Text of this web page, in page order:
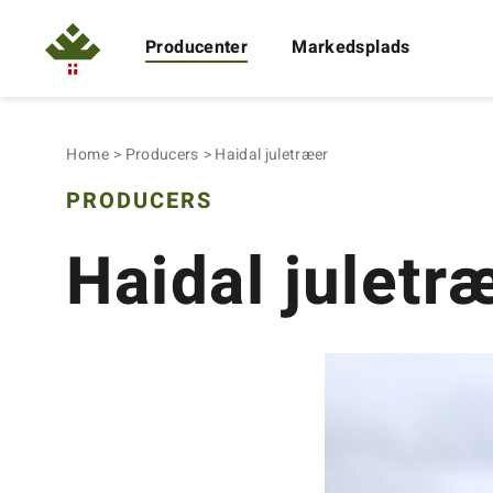
Producenter Markedsplads
Home Producers Haidal juletræer
PRODUCERS
Haidal